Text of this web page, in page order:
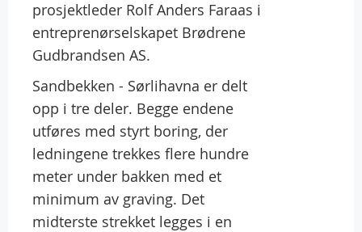
prosjektleder Rolf Anders Faraas i
entreprenørselskapet Brødrene
Gudbrandsen AS.
Sandbekken - Sørlihavna er delt
opp i tre deler. Begge endene
utføres med styrt boring, der
ledningene trekkes flere hundre
meter under bakken med et
minimum av graving. Det
midterste strekket legges i en